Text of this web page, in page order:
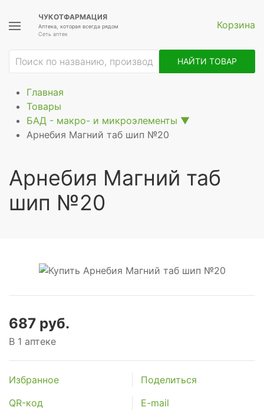
ЧУКОТФАРМАЦИЯ
Аптека, которая всегда рядом
Сеть аптек
Корзина
НАЙТИ ТОВАР
Главная
Товары
БАД - макро- и микроэлементы ▼
Арнебия Магний таб шип №20
Арнебия Магний таб
шип №20
687 руб.
В 1 аптеке
Избранное
Поделиться
QR-код
E-mail